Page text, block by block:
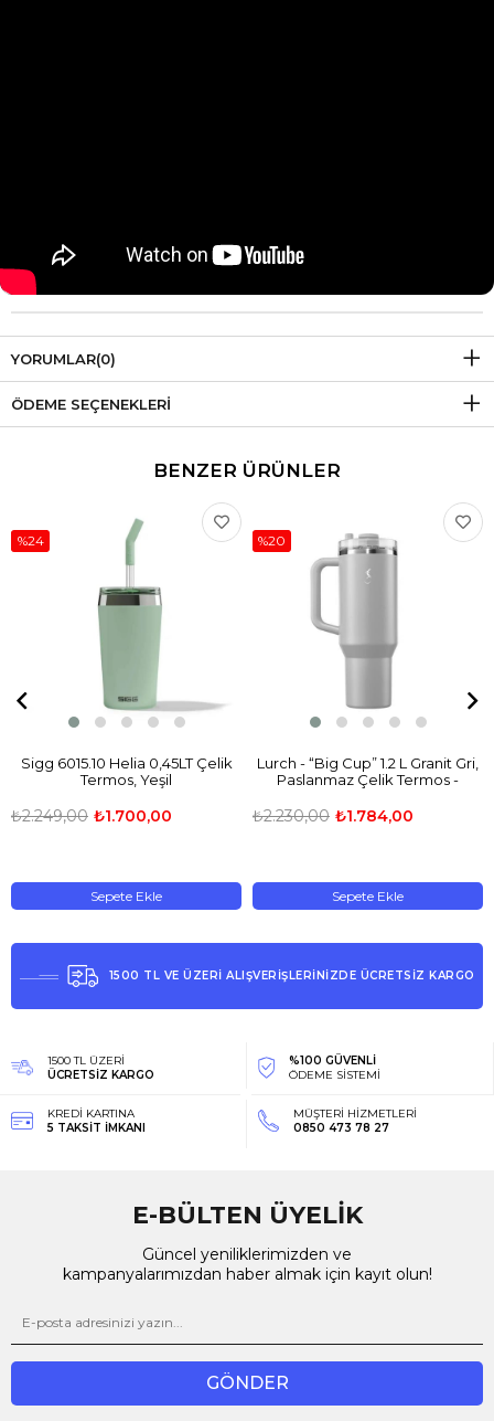
YORUMLAR(0)
ÖDEME SEÇENEKLERI
BENZER ÜRÜNLER
Sigg 6015.10 Helia 0,45LT Çelik
Termos, Yeşil
₺1.700,00
₺2.249,00
Sepete Ekle
%24
Lurch - “Big Cup” 1.2 L Granit Gri,
Paslanmaz Çelik Termos -
- 240878
₺1.784,00
₺2.230,00
Sepete Ekle
%20
1500 TL VE ÜZERİ ALIŞVERİŞLERİNİZDE ÜCRETSİZ KARGO
1500 TL ÜZERİ
ÜCRETSİZ KARGO
%100 GÜVENLİ
ÖDEME SİSTEMİ
KREDİ KARTINA
5 TAKSİT İMKANI
MÜŞTERİ HİZMETLERİ
0850 473 78 27
E-BÜLTEN ÜYELİK
Güncel yeniliklerimizden ve
kampanyalarımızdan haber almak için kayıt olun!
GÖNDER